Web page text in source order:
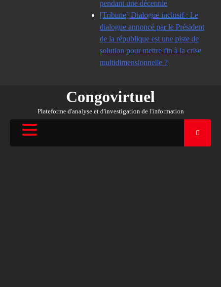
pendant une décennie
[Tribune] Dialogue inclusif : Le
dialogue annoncé par le Président
de la république est une piste de
solution pour mettre fin à la crise
multidimensionnelle ?
Congovirtuel
Plateforme d'analyse et d'investigation de l'information